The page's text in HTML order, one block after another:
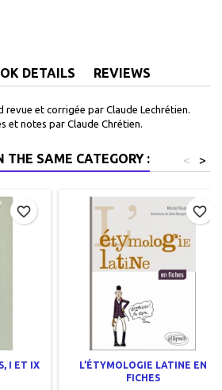
DETAILS REVIEWS
revue et corrigée par Claude Lechrétien.
et notes par Claude Chrétien.
THE SAME CATEGORY : >
<
I ET IX
favorite_border
L’ÉTYMOLOGIE LATINE EN
FICHES
favorite_border